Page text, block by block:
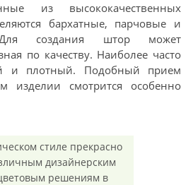
из высококачественных
бархатные, парчовые и
создания штор может
по качеству. Наиболее часто
и плотный. Подобный прием
изделии смотрится особенно
стиле прекрасно
дизайнерским
решениям в